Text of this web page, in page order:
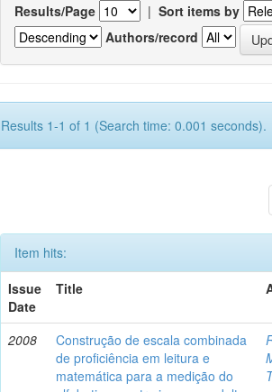
Results/Page | Sort items by
Authors/record
Results 1-1 of 1 (Search time: 0.001 seconds).
Item hits:
Issue
Date
Title
2008
Construção de escala combinada
de proficiência em leitura e
matemática para a medição do